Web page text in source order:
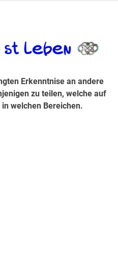
welchen Bereichen.
Erkenntnise an andere
zu teilen, welche auf
welchen Bereichen.